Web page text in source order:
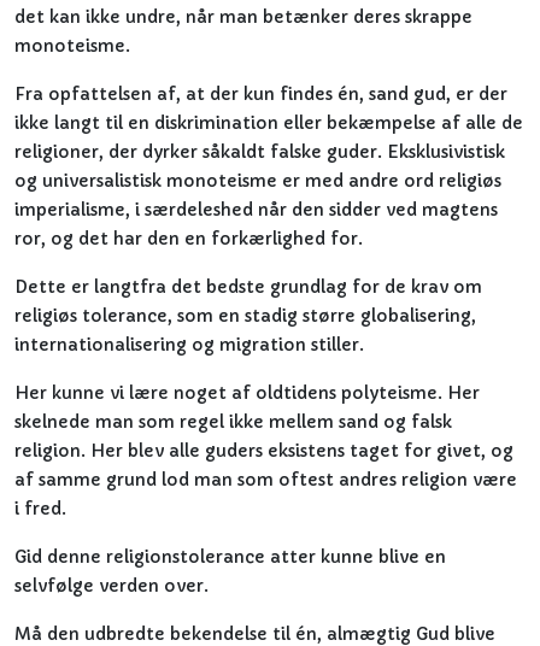
det kan ikke undre, når man betænker deres skrappe
monoteisme.
Fra opfattelsen af, at der kun findes én, sand gud, er der
ikke langt til en diskrimination eller bekæmpelse af alle de
religioner, der dyrker såkaldt falske guder. Eksklusivistisk
og universalistisk monoteisme er med andre ord religiøs
imperialisme, i særdeleshed når den sidder ved magtens
ror, og det har den en forkærlighed for.
Dette er langtfra det bedste grundlag for de krav om
religiøs tolerance, som en stadig større globalisering,
internationalisering og migration stiller.
Her kunne vi lære noget af oldtidens polyteisme. Her
skelnede man som regel ikke mellem sand og falsk
religion. Her blev alle guders eksistens taget for givet, og
af samme grund lod man som oftest andres religion være
i fred.
Gid denne religionstolerance atter kunne blive en
selvfølge verden over.
Må den udbredte bekendelse til én, almægtig Gud blive